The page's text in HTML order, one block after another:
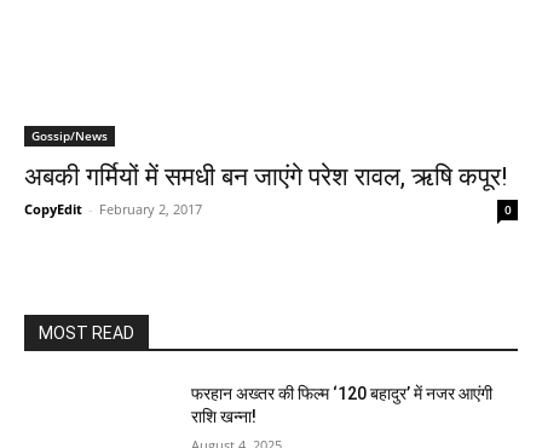
Gossip/News
अबकी गर्मियों में समधी बन जाएंगे परेश रावल, ऋषि कपूर!
CopyEdit - February 2, 2017 0
MOST READ
फरहान अख्तर की फिल्म ‘120 बहादुर’ में नजर आएंगी
राशि खन्ना!